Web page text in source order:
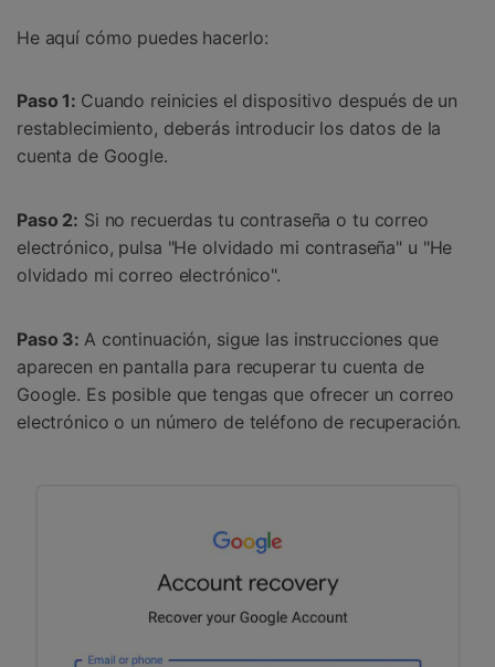
He aquí cómo puedes hacerlo:
Paso 1: Cuando reinicies el dispositivo después de un
restablecimiento, deberás introducir los datos de la
cuenta de Google.
Paso 2: Si no recuerdas tu contraseña o tu correo
electrónico, pulsa "He olvidado mi contraseña" u "He
olvidado mi correo electrónico".
Paso 3: A continuación, sigue las instrucciones que
aparecen en pantalla para recuperar tu cuenta de
Google. Es posible que tengas que ofrecer un correo
electrónico o un número de teléfono de recuperación.